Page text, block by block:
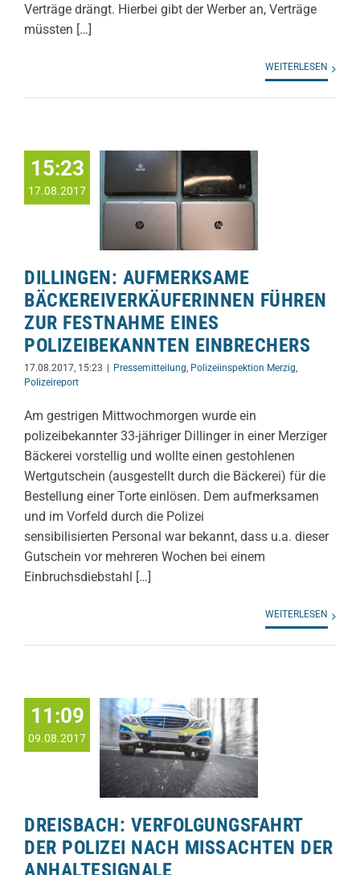
Verträge drängt. Hierbei gibt der Werber an, Verträge
müssten […]
WEITERLESEN
15:23
17.08.2017
DILLINGEN: AUFMERKSAME
BÄCKEREIVERKÄUFERINNEN FÜHREN
ZUR FESTNAHME EINES
POLIZEIBEKANNTEN EINBRECHERS
17.08.2017, 15:23 Pressemitteilung, Polizeiinspektion Merzig,
Polizeireport
Am gestrigen Mittwochmorgen wurde ein
polizeibekannter 33-jähriger Dillinger in einer Merziger
Bäckerei vorstellig und wollte einen gestohlenen
Wertgutschein (ausgestellt durch die Bäckerei) für die
Bestellung einer Torte einlösen. Dem aufmerksamen
und im Vorfeld durch die Polizei
sensibilisierten Personal war bekannt, dass u.a. dieser
Gutschein vor mehreren Wochen bei einem
Einbruchsdiebstahl […]
WEITERLESEN
11:09
09.08.2017
DREISBACH: VERFOLGUNGSFAHRT
DER POLIZEI NACH MISSACHTEN DER
ANHALTESIGNALE